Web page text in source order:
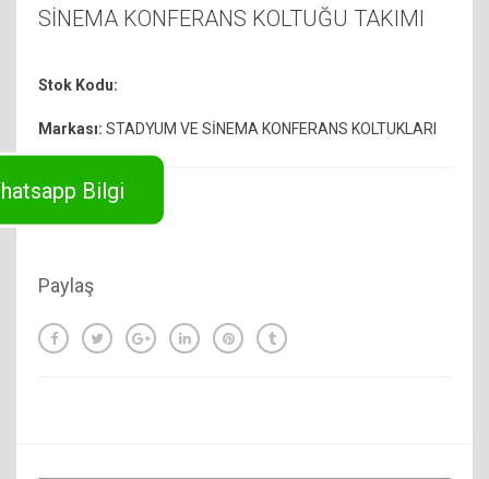
SİNEMA KONFERANS KOLTUĞU TAKIMI
Stok Kodu:
Markası: STADYUM VE SİNEMA KONFERANS KOLTUKLARI
Bilgi
Paylaş